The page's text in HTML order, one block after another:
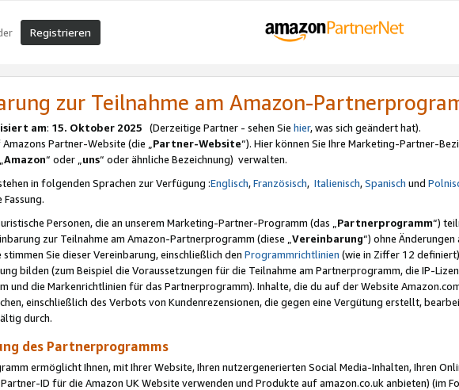
Registrieren
zur Teilnahme am Amazon-
am: 15. Oktober 2025 (Derzeitige Partner - sehen Sie hier, was sich geändert hat).
Partner-Website (die „Partner-Website“). Hier können Sie Ihre Marketing-Partner-
Amazon“ oder „uns“ oder ähnliche Bezeichnung) verwalten.
in folgenden Sprachen zur Verfügung :Englisch,Französisch, Italienisch,Spanisch und
Personen, die an unserem Marketing-Partner-Programm (das „Partnerprogramm“)
zur Teilnahme am Amazon-Partnerprogramm (diese „Vereinbarung“) ohne
Sie dieser Vereinbarung, einschließlich den Programmrichtlinien (wie in Ziffer 12
bilden (zum Beispiel die Voraussetzungen für die Teilnahme am Partnerprogramm, die IP-
und die Markenrichtlinien für das Partnerprogramm). Inhalte, die du auf der Website
einschließlich des Verbots von Kundenrezensionen, die gegen eine Vergütung erstellt,
durch.
des Partnerprogramms
ermöglicht Ihnen, mit Ihrer Website, Ihren nutzergenerierten Social Media-Inhalten, Ihren
ID für die Amazon UK Website verwenden und Produkte auf amazon.co.uk anbieten) (im